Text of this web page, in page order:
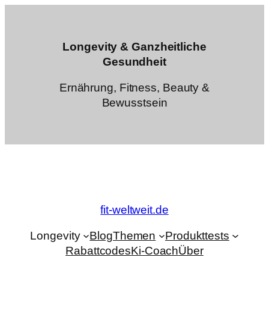
Longevity & Ganzheitliche
Gesundheit
Ernährung, Fitness, Beauty &
Bewusstsein
fit-weltweit.de
Longevity BlogThemen
Produkttests
RabattcodesKi-CoachÜber